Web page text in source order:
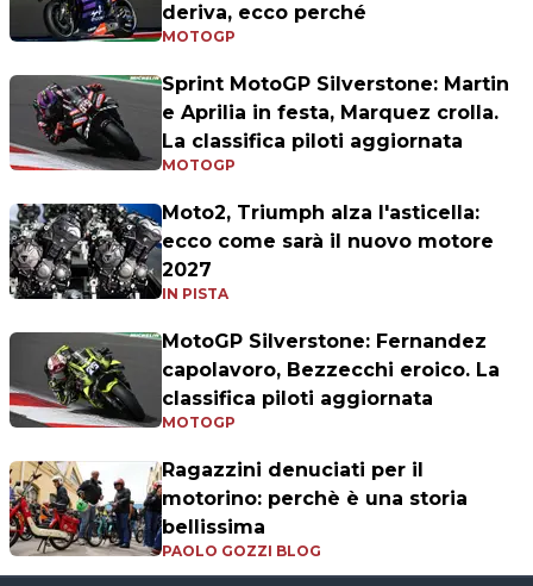
deriva, ecco perché
MOTOGP
Sprint MotoGP Silverstone: Martin
e Aprilia in festa, Marquez crolla.
La classifica piloti aggiornata
MOTOGP
Moto2, Triumph alza l'asticella:
ecco come sarà il nuovo motore
2027
IN PISTA
MotoGP Silverstone: Fernandez
capolavoro, Bezzecchi eroico. La
classifica piloti aggiornata
MOTOGP
Ragazzini denuciati per il
motorino: perchè è una storia
bellissima
PAOLO GOZZI BLOG